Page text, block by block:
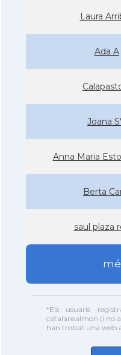
Laura
Ada A
Joana
Anna Maria
Berta
saul plaza
*Els usuaris
catalansalmon (i no
han trobat una web